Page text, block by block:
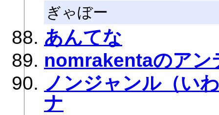
ぎゃぼー
あんてな
nomrakentaのアン
ノンジャンル（い
ナ